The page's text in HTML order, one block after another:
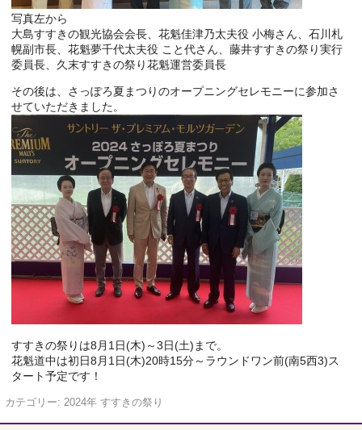
写真左から
大島すすきの観光協会会長、花魁佳津乃太夫役 小梅さん、石川札
幌副市長、花魁夢千代太夫役 こと代さん、藤井すすきの祭り実行
委員長、久末すすきの祭り花魁運営委員長
その後は、さっぽろ夏まつりのオープニングセレモニーに参加さ
せていただきました。
すすきの祭りは8月1日(木)～3日(土)まで。
花魁道中は初日8月1日(木)20時15分～ラウンドワン前(南5西3)ス
タート予定です！
カテゴリー: 2024年 すすきの祭り